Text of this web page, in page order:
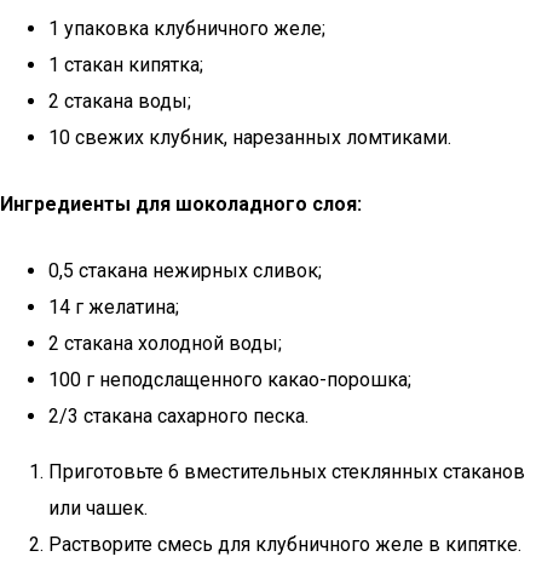
1 упаковка клубничного желе;
1 стакан кипятка;
2 стакана воды;
10 свежих клубник, нарезанных ломтиками.
Ингредиенты для шоколадного слоя:
0,5 стакана нежирных сливок;
14 г желатина;
2 стакана холодной воды;
100 г неподслащенного какао-порошка;
2/3 стакана сахарного песка.
Приготовьте 6 вместительных стеклянных стаканов
или чашек.
Растворите смесь для клубничного желе в кипятке.